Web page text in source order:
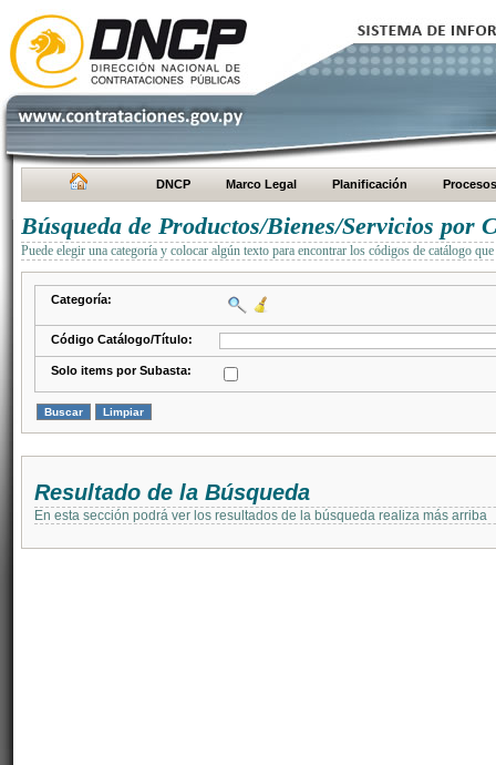
DNCP Marco Legal Planificación Procesos
Búsqueda de Productos/Bienes/Servicios por
Puede elegir una categoría y colocar algún texto para encontrar los códigos de catálogo
Categoría:
Código Catálogo/Título:
Solo items por Subasta:
Resultado de la Búsqueda
En esta sección podrá ver los resultados de la búsqueda realiza más arriba